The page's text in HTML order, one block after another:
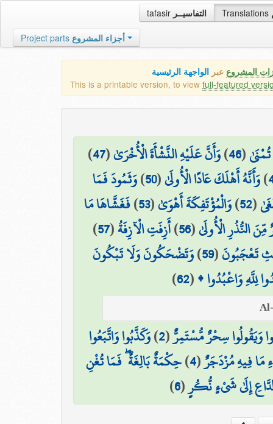
tafasir التفاسيــر Translations
Project parts أجزاء المشروع
المشروع عبر الواجهة الرئيسية
This is a printable version, to view full-featured
(
46
)وَأَنَّ عَلَيْهِ النَّشْأَةَ الْأُخْرَىٰ(
47
)
)وَأَنَّهُ أَهْلَكَ عَادًا الْأُولَىٰ(
50
)وَثَمُودَ فَمَا
(
52
)وَالْمُؤْتَفِكَةَ أَهْوَىٰ(
53
)فَغَشَّاهَا مَا
النُّذُرِ الْأُولَىٰ(
56
)أَزِفَتِ الْآزِفَةُ(
57
)
تَعْجَبُونَ(
59
)وَتَضْحَكُونَ وَلَا تَبْكُونَ
لِلَّهِ وَاعْبُدُوا ۩(
62
)
وَيَقُولُوا سِحْرٌ مُّسْتَمِرٌّ(
2
)وَكَذَّبُوا وَاتَّبَعُوا
مَا فِيهِ مُزْدَجَرٌ(
4
)حِكْمَةٌ بَالِغَةٌ ۖ فَمَا تُغْنِ
إِلَىٰ شَيْءٍ نُّكُرٍ(
6
)